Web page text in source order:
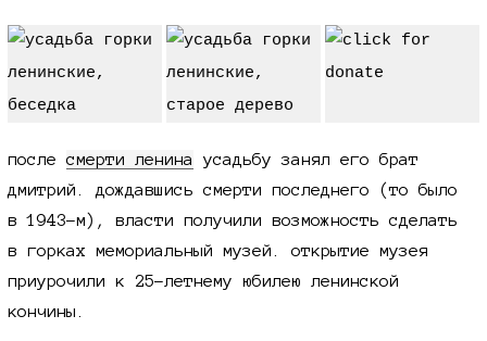
послесмерти ленина
усадьбу занял его брат
дмитрий. дождавшись смерти последнего (то было
в 1943-м),
власти получили возможность сделать
в горках мемориальный музей. открытие музея
приурочили к 25-летнему юбилею ленинской
кончины.